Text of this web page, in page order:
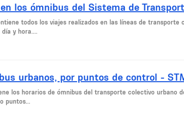
los ómnibus del Sistema de
todos los viajes realizados en las líneas de transporte
y hora....
urbanos, por puntos de control -
los horarios de ómnibus del transporte colectivo urbano
puntos...